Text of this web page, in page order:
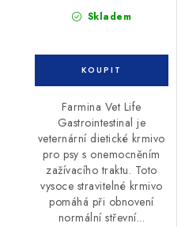
Skladem
Farmina Vet Life
Gastrointestinal je
veternární dietické krmivo
pro psy s onemocněním
zažívacího traktu. Toto
vysoce stravitelné krmivo
pomáhá při obnovení
normální střevní...